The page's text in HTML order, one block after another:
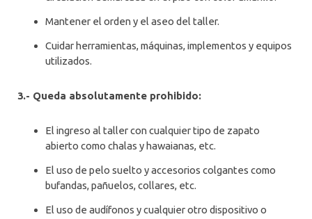
Mantener el orden y el aseo del taller.
Cuidar herramientas, máquinas, implementos y equipos
utilizados.
3.- Queda absolutamente prohibido:
El ingreso al taller con cualquier tipo de zapato
abierto como chalas y hawaianas, etc.
El uso de pelo suelto y accesorios colgantes como
bufandas, pañuelos, collares, etc.
El uso de audífonos y cualquier otro dispositivo o